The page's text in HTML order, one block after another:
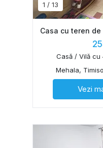
1 / 13
Casa cu teren
Casă / Vilă
Mehala,
Vezi